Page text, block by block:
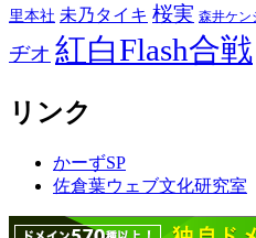
里本社 未乃タイキ 桜実 森井ケン
ヂオ 紅白Flash合戦
リンク
かーずSP
佐倉葉ウェブ文化研究室